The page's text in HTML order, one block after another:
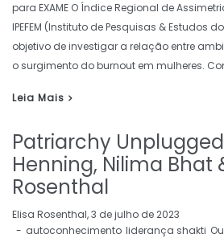
para EXAME O Índice Regional de
IPEFEM (Instituto de Pesquisas & Estudos
objetivo de investigar a relação entre
o surgimento do burnout em mulheres.
Leia Mais
Patriarchy
Henning, Nilima Bhat
Rosenthal
by
Elisa Rosenthal 3 de julho de 2023
autoconhecimento liderança shakti